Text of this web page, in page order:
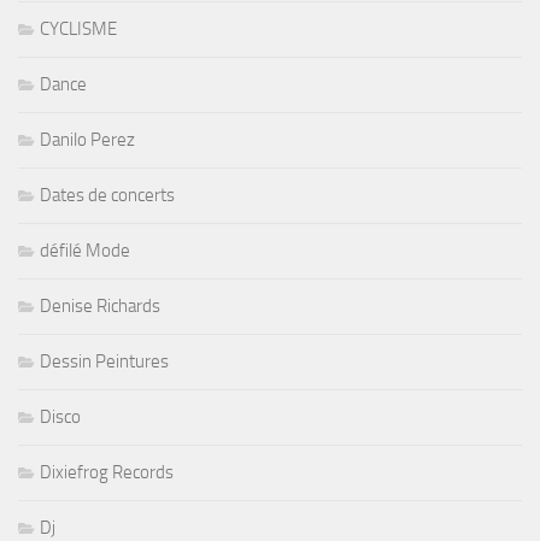
CYCLISME
Dance
Danilo Perez
Dates de concerts
défilé Mode
Denise Richards
Dessin Peintures
Disco
Dixiefrog Records
Dj